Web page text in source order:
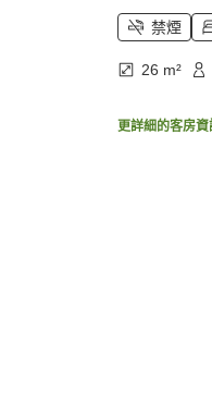
禁煙
26 m²
更詳細的客房資